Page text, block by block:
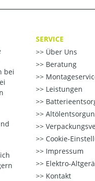
bei
SERVICE
Über Uns
Beratung
Leistungen
Cookie-
Impressum
Elektro-
Kontakt